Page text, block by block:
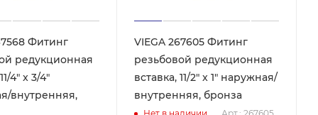
Фитинг
редукционная
4" x 3/4"
внутренняя,
VIEGA 267605 Фитинг
резьбовой редукционная
вставка, 11/2" x 1" наружная/
внутренняя, бронза